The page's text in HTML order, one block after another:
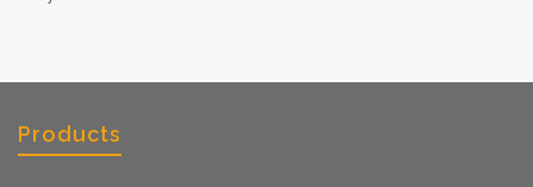
Products